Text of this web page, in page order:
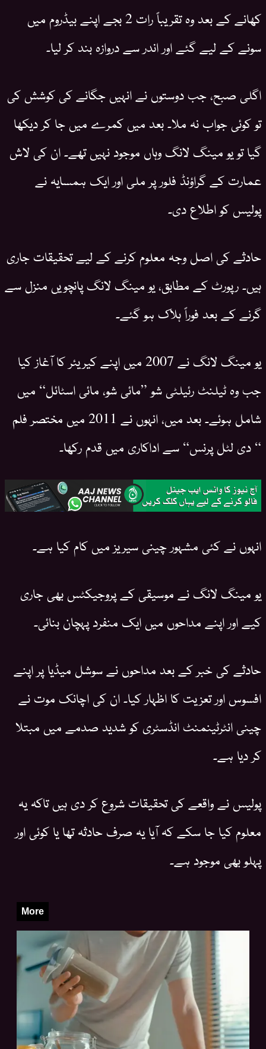
کھانے کے بعد وہ تقریباً رات 2 بجے اپنے بیڈروم میں
سونے کے لیے گئے اور اندر سے دروازہ بند کر لیا۔
اگلی صبح، جب دوستوں نے انہیں جگانے کی کوشش کی
تو کوئی جواب نہ ملا۔ بعد میں کمرے میں جا کر دیکھا
گیا تو یو مینگ لانگ وہاں موجود نہیں تھے۔ ان کی لاش
عمارت کے گراؤنڈ فلور پر ملی اور ایک ہمسایہ نے
پولیس کو اطلاع دی۔
حادثے کی اصل وجہ معلوم کرنے کے لیے تحقیقات جاری
ہیں۔ رپورٹ کے مطابق، یو مینگ لانگ پانچویں منزل سے
گرنے کے بعد فوراً ہلاک ہو گئے۔
یو مینگ لانگ نے 2007 میں اپنے کیریئر کا آغاز کیا
جب وہ ٹیلنٹ رئیلٹی شو ”مائی شو، مائی اسٹائل“ میں
شامل ہوئے۔ بعد میں، انہوں نے 2011 میں مختصر فلم
“ دی لٹل پرنس“ سے اداکاری میں قدم رکھا۔
انہوں نے کئی مشہور چینی سیریز میں کام کیا ہے۔
یو مینگ لانگ نے موسیقی کے پروجیکٹس بھی جاری
کیے اور اپنے مداحوں میں ایک منفرد پہچان بنائی۔
حادثے کی خبر کے بعد مداحوں نے سوشل میڈیا پر اپنے
افسوس اور تعزیت کا اظہار کیا۔ ان کی اچانک موت نے
چینی انٹرٹینمنٹ انڈسٹری کو شدید صدمے میں مبتلا
کر دیا ہے۔
پولیس نے واقعے کی تحقیقات شروع کر دی ہیں تاکہ یہ
معلوم کیا جا سکے کہ آیا یہ صرف حادثہ تھا یا کوئی اور
پہلو بھی موجود ہے۔
More